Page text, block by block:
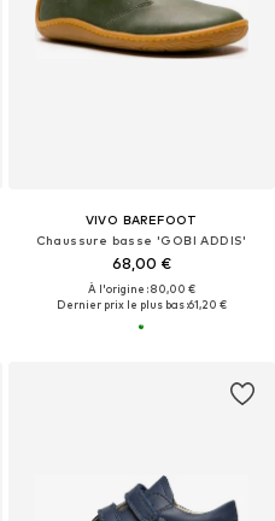
VIVO BAREFOOT
Chaussure basse 'GOBI ADDIS'
68,00 €
À l'origine : 80,00 €
Dernier prix le plus bas :61,20 €